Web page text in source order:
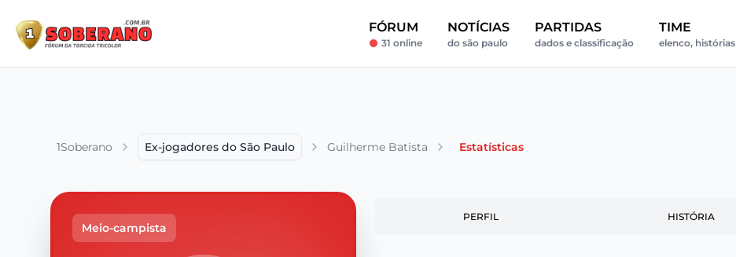
FÓRUM
31 online
NOTÍCIAS
do são paulo
PARTIDAS
dados e classificação
TIME
elenco, histórias
1Soberano Ex-jogadores do São Paulo Guilherme Batista Estatísticas
Meio-campista
PERFIL HISTÓRIA